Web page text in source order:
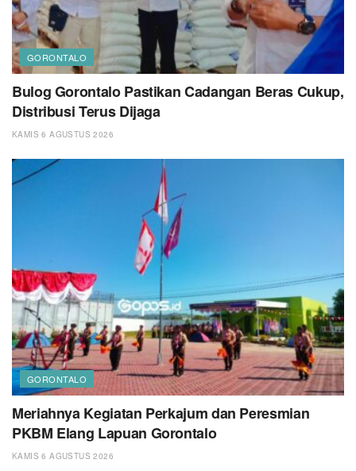
GORONTALO
Bulog Gorontalo Pastikan Cadangan Beras Cukup,
Distribusi Terus Dijaga
KAMIS 6 AGUSTUS 2026
GORONTALO
Meriahnya Kegiatan Perkajum dan Peresmian
PKBM Elang Lapuan Gorontalo
KAMIS 6 AGUSTUS 2026